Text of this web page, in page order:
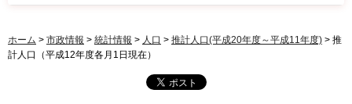
ホーム > 市政情報 > 統計情報 > 人口 > 推計人口(平成20年度～平成11年度) > 推
計人口（平成12年度各月1日現在）